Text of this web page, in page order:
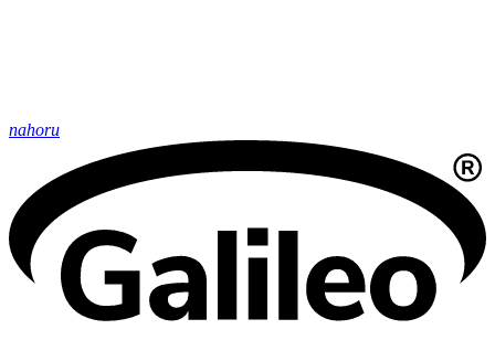
nahoru